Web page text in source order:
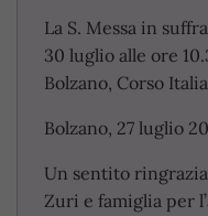
La S. Messa in
30 luglio alle ore
Bolzano, Corso
Bolzano, 27 luglio
Un sentito
Zuri e famiglia per